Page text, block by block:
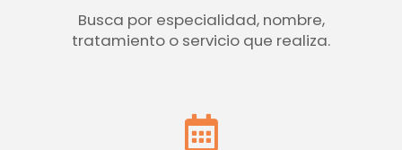
Busca por especialidad, nombre,
tratamiento o servicio que realiza.